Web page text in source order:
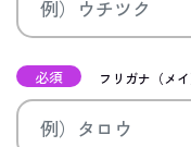
必須 フリガナ（メ